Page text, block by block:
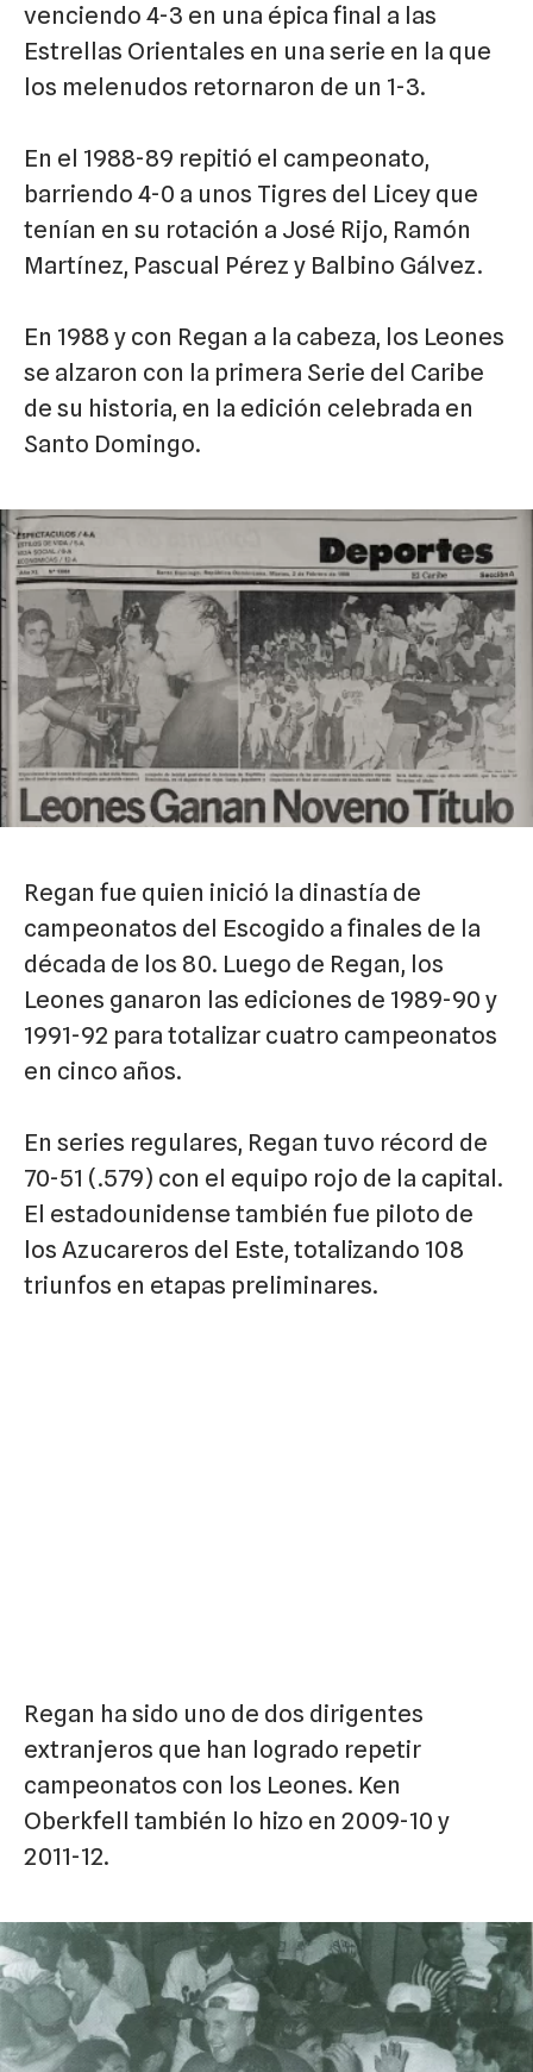
venciendo 4-3 en una épica final a las
Estrellas Orientales en una serie en la que
los melenudos retornaron de un 1-3.
En el 1988-89 repitió el campeonato,
barriendo 4-0 a unos Tigres del Licey que
tenían en su rotación a José Rijo, Ramón
Martínez, Pascual Pérez y Balbino Gálvez.
En 1988 y con Regan a la cabeza, los Leones
se alzaron con la primera Serie del Caribe
de su historia, en la edición celebrada en
Santo Domingo.
Regan fue quien inició la dinastía de
campeonatos del Escogido a finales de la
década de los 80. Luego de Regan, los
Leones ganaron las ediciones de 1989-90 y
1991-92 para totalizar cuatro campeonatos
en cinco años.
En series regulares, Regan tuvo récord de
70-51 (.579) con el equipo rojo de la capital.
El estadounidense también fue piloto de
los Azucareros del Este, totalizando 108
triunfos en etapas preliminares.
Regan ha sido uno de dos dirigentes
extranjeros que han logrado repetir
campeonatos con los Leones. Ken
Oberkfell también lo hizo en 2009-10 y
2011-12.